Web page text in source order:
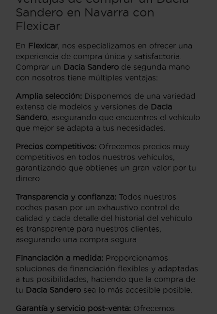
Sandero en Navarra con
Flexicar
En Flexicar, nos especializamos en ofrecer una
experiencia de compra única y satisfactoria.
Comprar un Dacia Sandero de segunda mano
con nosotros tiene múltiples ventajas:
Amplia selección: Disponemos de una variedad
extensa de modelos y versiones de Dacia
Sandero, asegurando que encuentres el vehículo
que mejor se adapta a tus necesidades.
Precios competitivos: Ofrecemos precios muy
competitivos en todos nuestros vehículos,
garantizando que obtienes un gran valor por tu
dinero.
Transparencia y confianza: Todos nuestros
coches pasan por un exhaustivo control de
calidad y cada detalle del historial del vehículo
es transparente para nuestros clientes,
asegurando una compra segura.
Financiación a medida: Proporcionamos
soluciones de financiación flexibles y adaptadas
a tus posibilidades, haciendo que la compra de
tu Dacia Sandero sea lo más accesible posible.
Garantía y servicio post-venta: Ofrecemos